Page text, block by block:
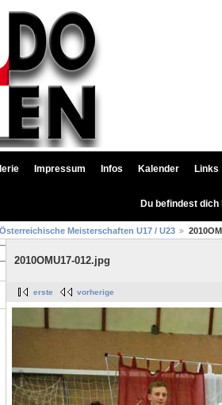
Impressum Infos Kalender Links
Du befindest
Österreichische Meisterschaften U17 / U23
2010OMU17-012.jpg
erste vorherige